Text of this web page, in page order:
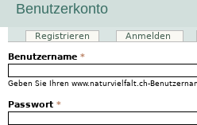
Benutzerkonto
Haupt-Reiter
Registrieren Anmelden
Benutzername *
Geben Sie Ihren www.naturvielfalt.ch-
Passwort *